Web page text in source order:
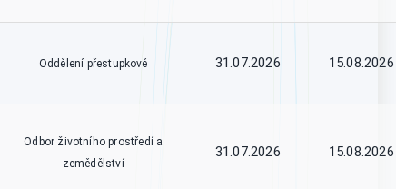
Oddělení přestupkové 31.07.2026 15.08.2026
Odbor životního prostředí a
zemědělství
31.07.2026 15.08.2026